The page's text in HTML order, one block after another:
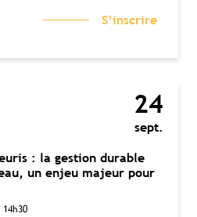
S’inscrire
24
sept.
: la gestion durable
un enjeu majeur pour